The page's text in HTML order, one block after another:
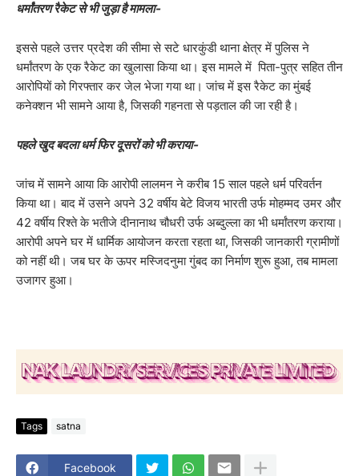
धर्मांतरण रैकेट से भी जुड़ा है मामला-
इससे पहले उत्तर प्रदेश की सीमा से सटे धारकुंडी थाना क्षेत्र में पुलिस ने
धर्मांतरण के एक रैकेट का खुलासा किया था। इस मामले में पिता-पुत्र सहित तीन
आरोपियों को गिरफ्तार कर जेल भेजा गया था। जांच में इस रैकेट का मुंबई
कनेक्शन भी सामने आया है, जिसकी गहनता से पड़ताल की जा रही है।
पहले खुद बदला धर्म फिर दूसरों को भी कराया-
जांच में सामने आया कि आरोपी लालमन ने करीब 15 साल पहले धर्म परिवर्तन
किया था। बाद में उसने अपने 32 वर्षीय बेटे विजय भारती उर्फ मोहम्मद उमर और
42 वर्षीय रिश्ते के भतीजे दीनानाथ चौधरी उर्फ अब्दुल्ला का भी धर्मांतरण कराया।
आरोपी अपने घर में धार्मिक आयोजन करता रहता था, जिसकी जानकारी ग्रामीणों
को नहीं थी। जब घर के ऊपर मस्जिदनुमा गुंबद का निर्माण शुरू हुआ, तब मामला
उजागर हुआ।
Tags satna
Facebook